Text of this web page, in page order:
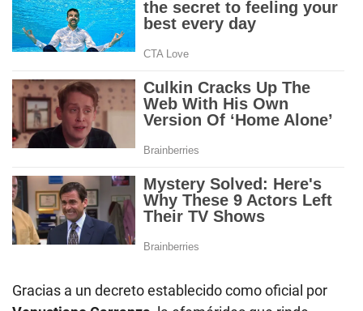
Gracias a un decreto establecido como oficial por